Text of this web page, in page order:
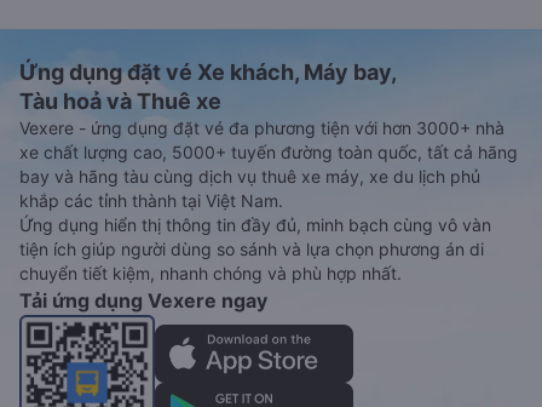
Ứng dụng đặt vé Xe khách, Máy bay,
Tàu hoả và Thuê xe
Vexere - ứng dụng đặt vé đa phương tiện với hơn 3000+ nhà
xe chất lượng cao, 5000+ tuyến đường toàn quốc, tất cả hãng
bay và hãng tàu cùng dịch vụ thuê xe máy, xe du lịch phủ
khắp các tỉnh thành tại Việt Nam.
Ứng dụng hiển thị thông tin đầy đủ, minh bạch cùng vô vàn
tiện ích giúp người dùng so sánh và lựa chọn phương án di
chuyển tiết kiệm, nhanh chóng và phù hợp nhất.
Tải ứng dụng Vexere ngay